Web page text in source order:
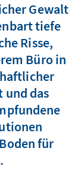
Gewalt
tiefe
Risse,
Büro in
und das
für